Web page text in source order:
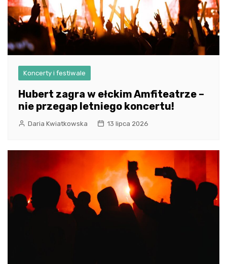
Koncerty i festiwale
Hubert zagra w ełckim Amfiteatrze –
nie przegap letniego koncertu!
Daria Kwiatkowska 13 lipca 2026